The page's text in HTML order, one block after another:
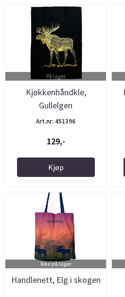
På lager
Kjøkkenhåndkle,
Gullelgen
Art.nr: 451396
129,-
Kjøp
Ikke på lager
Handlenett, Elg i skogen